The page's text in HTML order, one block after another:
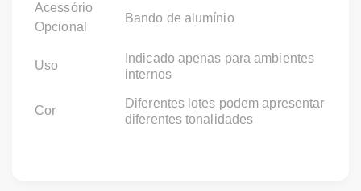
Acessório
Opcional
Bando de alumínio
Uso
Indicado apenas para ambientes
internos
Cor
Diferentes lotes podem apresentar
diferentes tonalidades